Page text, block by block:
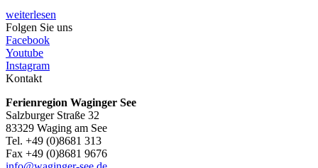
weiterlesen
Folgen Sie uns
Facebook
Youtube
Instagram
Kontakt
Ferienregion Waginger See
Salzburger Straße 32
83329 Waging am See
Tel. +49 (0)8681 313
Fax +49 (0)8681 9676